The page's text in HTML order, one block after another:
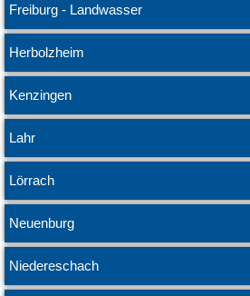
Freiburg - Landwasser
Herbolzheim
Kenzingen
Lahr
Lörrach
Neuenburg
Niedereschach